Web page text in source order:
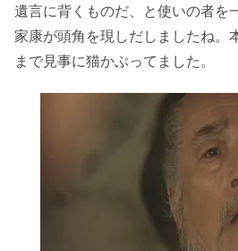
遺言に背くものだ、と使いの者を
家康が頭角を現しだしましたね。
まで見事に猫かぶってました。